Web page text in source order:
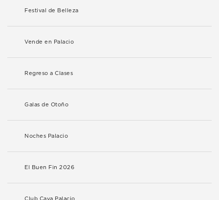
Festival de Belleza
Vende en Palacio
Regreso a Clases
Galas de Otoño
Noches Palacio
El Buen Fin 2026
Club Cava Palacio